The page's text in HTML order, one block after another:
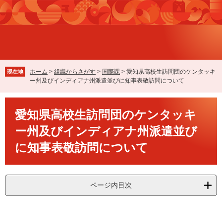
ペ
ー
ジ
で
す
メ
ニ
ュ
ば
し
本
現在地 ホーム > 組織からさがす > 国際課 > 愛知県高校生訪問団のケンタッキ
ー州及びインディアナ州派遣並びに知事表敬訪問について
愛知県高校生訪問団のケンタッキ
ー州及びインディアナ州派遣並び
に知事表敬訪問について
ページ内目次